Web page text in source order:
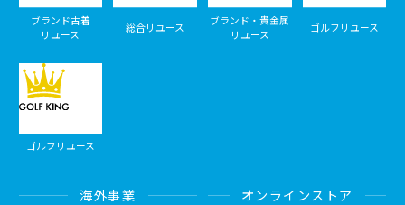
ブランド古着
リユース
総合リユース
ブランド・貴金属
リユース
ゴルフリユース
ゴルフリユース
海外事業 オンラインストア